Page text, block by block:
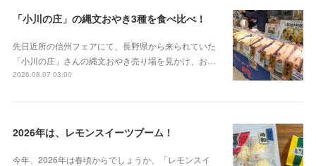
「小川の庄」の縄文おやき3種を食べ比べ！
先日近所の信州フェアにて、長野県から来られていた
「小川の庄」さんの縄文おやき売り場を見かけ、お…
2026.08.07 03:00
2026年は、レモンスイーツブーム！
今年、2026年は春頃からでしょうか、「レモンスイ